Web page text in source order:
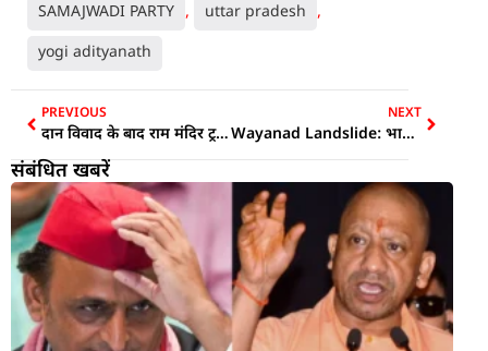
SAMAJWADI PARTY , uttar pradesh
,
yogi adityanath
PREVIOUS
दान विवाद के बाद राम मंदिर ट्रस्ट का एक्शन, ‘CEO की कमी से हुई चूक’, गोविंद देव गिरि बोले- अब पेशेवर प्रबंधन होगा…
NEXT
Wayanad Landslide: भारी बारिश के बीच सुरंग परियोजना स्थल पर हादसा, 3 मजदूरों की मौत और कई लापता; रेड अलर्ट के बीच रेस्क्यू ऑपरेशन
संबंधित खबरें